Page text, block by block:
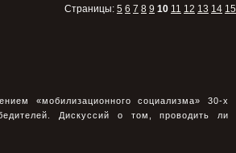
Страницы: 5 6 7 8 9 10 11 12 13 14 15
«мобилизационного социализма» 30-х
Дискуссий о том, проводить ли